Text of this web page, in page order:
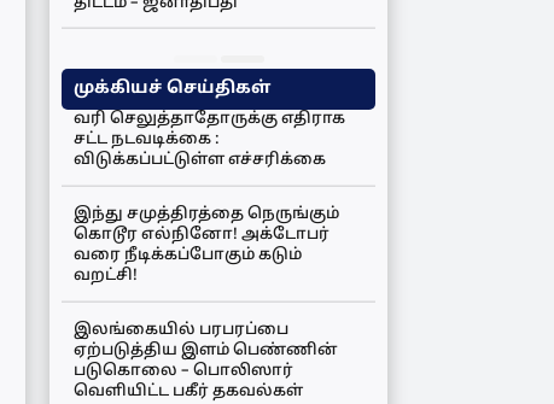
முக்கியச் செய்திகள்
வரி செலுத்தாதோருக்கு எதிராக
சட்ட நடவடிக்கை :
விடுக்கப்பட்டுள்ள எச்சரிக்கை
இந்து சமுத்திரத்தை நெருங்கும்
கொடூர எல்நினோ! அக்டோபர்
வரை நீடிக்கப்போகும் கடும்
வறட்சி!
இலங்கையில் பரபரப்பை
ஏற்படுத்திய இளம் பெண்ணின்
படுகொலை – பொலிஸார்
வெளியிட்ட பகீர் தகவல்கள்